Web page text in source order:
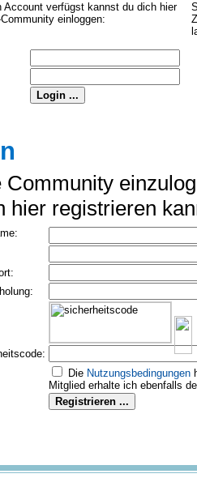
Account verfügst kannst du dich hier
einloggen:
Community
hier registrieren
Die Nutzungs­bedingungen
Mitglied erhalte ich ebenfalls